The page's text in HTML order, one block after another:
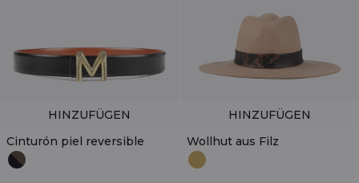
Cinturón piel reversible
HINZUFÜGEN
Wollhut aus Filz
HINZUFÜGEN